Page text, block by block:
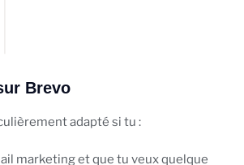
Brevo
adapté si tu :
marketing et que tu veux quelque